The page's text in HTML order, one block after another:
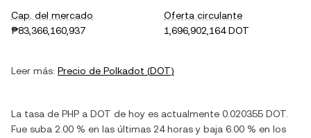
Cap. del mercado
₱83,366,160,937
Oferta circulante
1,696,902,164 DOT
Leer más: Precio de Polkadot (DOT)
La tasa de PHP a DOT de hoy es actualmente 0.020355 DOT
Fue suba 2.00 % en las últimas 24 horas y baja 6.00 % en los